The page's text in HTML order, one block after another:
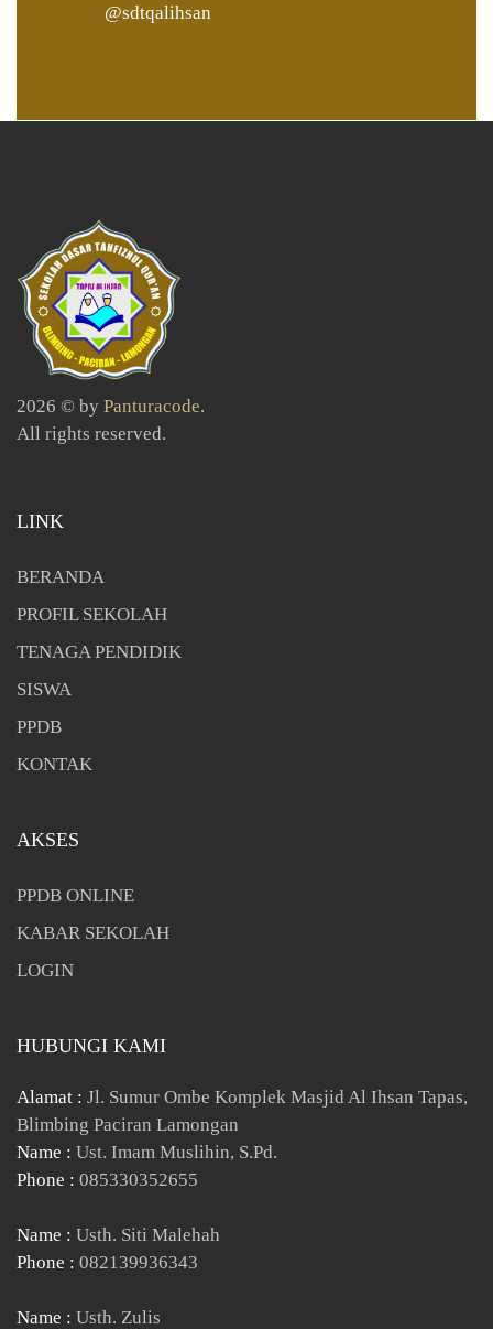
@sdtqalihsan
2026 © by Panturacode.
All rights reserved.
LINK
BERANDA
PROFIL SEKOLAH
TENAGA PENDIDIK
SISWA
PPDB
KONTAK
AKSES
PPDB ONLINE
KABAR SEKOLAH
LOGIN
HUBUNGI KAMI
Alamat : Jl. Sumur Ombe Komplek Masjid Al Ihsan Tapas,
Blimbing Paciran Lamongan
Name : Ust. Imam Muslihin, S.Pd.
Phone : 085330352655
Name : Usth. Siti Malehah
Phone : 082139936343
Name : Usth. Zulis